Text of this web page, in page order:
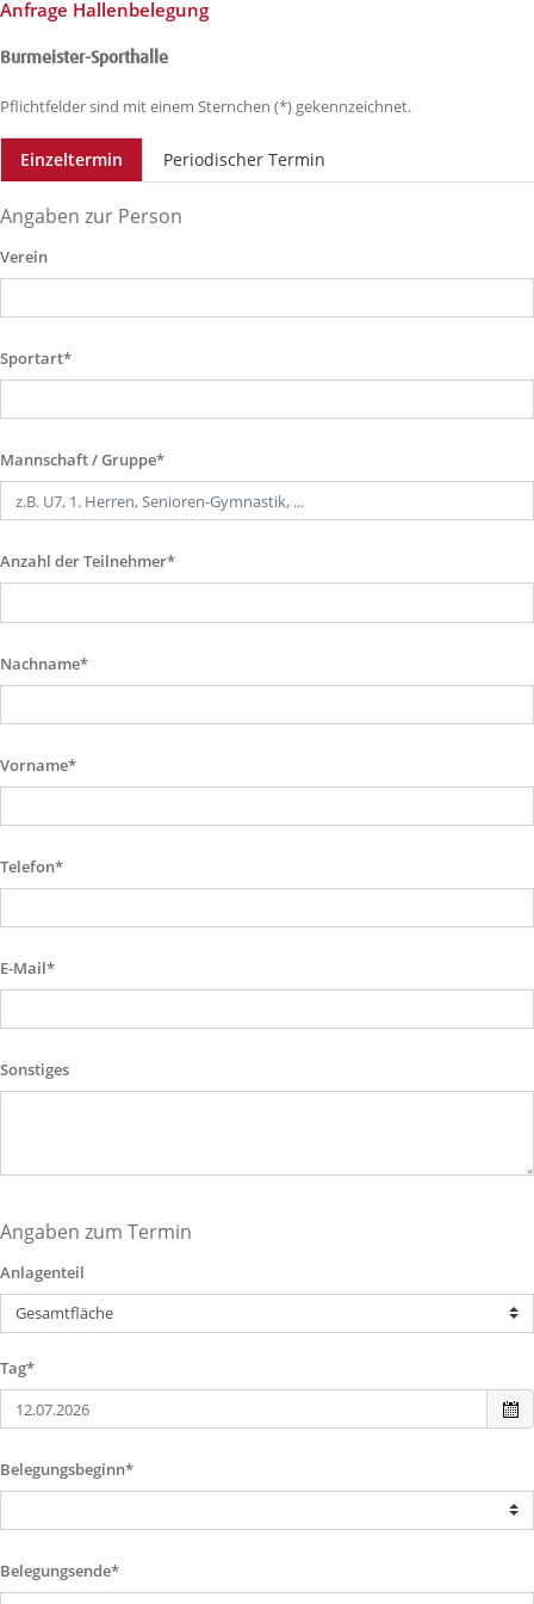
Anfrage Hallenbelegung
Burmeister-Sporthalle
Pflichtfelder sind mit einem Sternchen (*) gekennzeichnet.
Einzeltermin Periodischer Termin
Angaben zur Person
Verein
Sportart*
Mannschaft / Gruppe*
Anzahl der Teilnehmer*
Nachname*
Vorname*
Telefon*
E-Mail*
Sonstiges
Angaben zum Termin
Anlagenteil
Tag*
Belegungsbeginn*
Belegungsende*